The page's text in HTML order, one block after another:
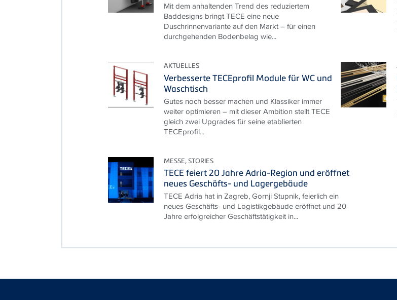
Mit dem anhaltenden Trend des reduziertem
Baddesigns bringt TECE eine neue
Duschrinnenvariante auf den Markt – für einen
durchgehenden Bodenbelag wie...
AKTUELLES
Verbesserte TECEprofil Module für WC und
Waschtisch
Gutes noch besser machen und Klassiker immer
weiter optimieren – mit dieser Ambition stellt TECE
gleich zwei Upgrades für seine etablierten
TECEprofil...
MESSE, STORIES
TECE feiert 20 Jahre Adria-Region und eröffnet
neues Geschäfts- und Lagergebäude
TECE Adria hat in Zagreb, Gornji Stupnik, feierlich ein
neues Geschäfts- und Logistikgebäude eröffnet und 20
Jahre erfolgreicher Geschäftstätigkeit in...